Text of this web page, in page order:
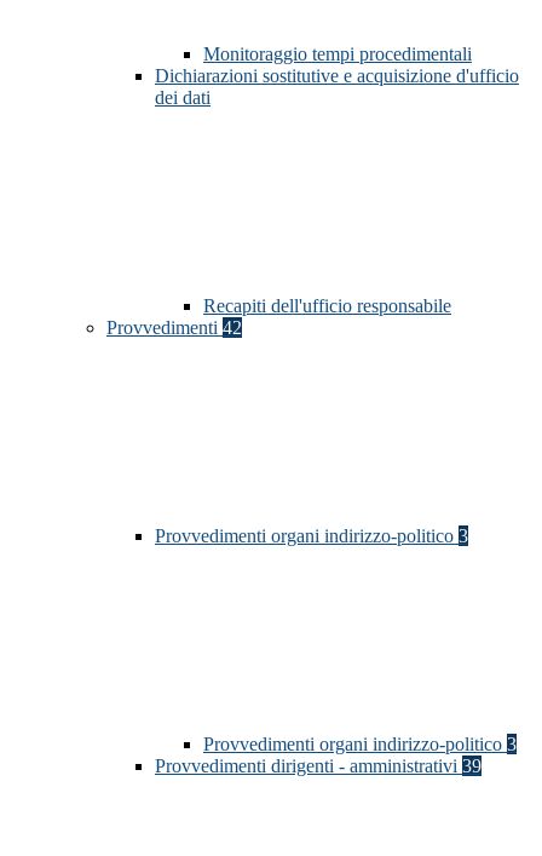
Monitoraggio tempi procedimentali
Dichiarazioni sostitutive e acquisizione d'ufficio
dei dati
Recapiti dell'ufficio responsabile
Provvedimenti 42
Provvedimenti organi indirizzo-politico 3
Provvedimenti organi indirizzo-politico 3
Provvedimenti dirigenti - amministrativi 39